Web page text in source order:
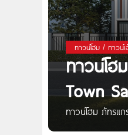
ทาวน์โฮม / ทาวน์เ
ทาวน์โฮ
Town
ทาวน์โฮม ภัทรแ